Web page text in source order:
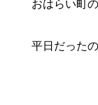
おはらい町
平日だった